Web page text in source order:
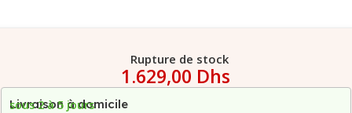
Rupture de stock
1.629,00 Dhs
Livraison à domicile
sous 2 à 5 jours